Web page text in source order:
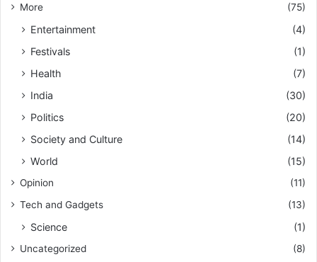
More (75)
Entertainment
(4)
Festivals
(1)
Health
(7)
India
(30)
Politics
(20)
Society and Culture
(14)
World
(15)
Opinion
(11)
Tech and Gadgets
(13)
Science (1)
Uncategorized
(8)